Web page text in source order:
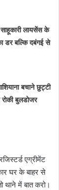
लायसेंस के
डर बल्कि दबंगई से
बचाने छुट्टी
बुलडोजर
एग्रीमेंट
घर के बाहर से
थाने में बात करो।